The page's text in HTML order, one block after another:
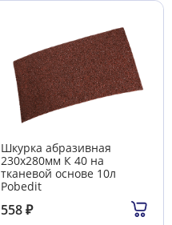
Шкурка абразивная
230х280мм К 40 на
тканевой основе 10л
Pobedit
558₽